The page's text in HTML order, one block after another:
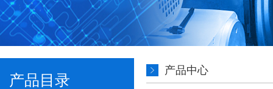
产品目录
产品中心